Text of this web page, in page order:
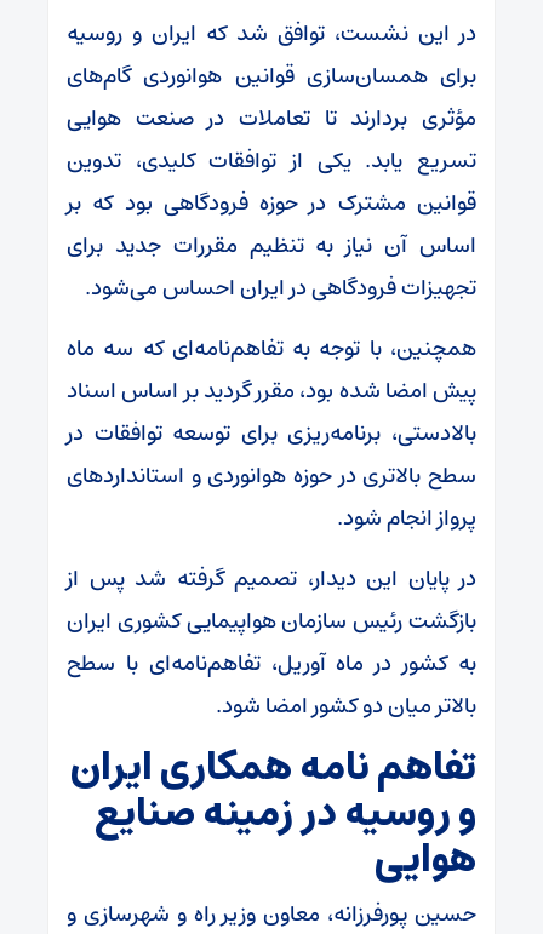
در این نشست، توافق شد که ایران و روسیه
برای همسان‌سازی قوانین هوانوردی گام‌های
مؤثری بردارند تا تعاملات در صنعت هوایی
تسریع یابد. یکی از توافقات کلیدی، تدوین
قوانین مشترک در حوزه فرودگاهی بود که بر
اساس آن نیاز به تنظیم مقررات جدید برای
تجهیزات فرودگاهی در ایران احساس می‌شود.
همچنین، با توجه به تفاهم‌نامه‌ای که سه ماه
پیش امضا شده بود، مقرر گردید بر اساس اسناد
بالادستی، برنامه‌ریزی برای توسعه توافقات در
سطح بالاتری در حوزه هوانوردی و استانداردهای
پرواز انجام شود.
در پایان این دیدار، تصمیم گرفته شد پس از
بازگشت رئیس سازمان هواپیمایی کشوری ایران
به کشور در ماه آوریل، تفاهم‌نامه‌ای با سطح
بالاتر میان دو کشور امضا شود.
تفاهم نامه همکاری ایران
و روسیه در زمینه صنایع
هوایی
حسین پورفرزانه، معاون وزیر راه و شهرسازی و